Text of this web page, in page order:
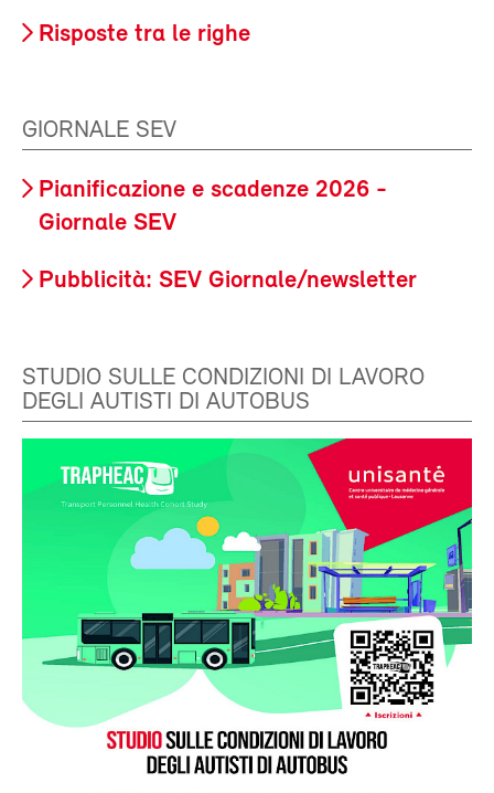
Risposte tra le righe
GIORNALE SEV
Pianificazione e scadenze 2026 -
Giornale SEV
Pubblicità: SEV Giornale/newsletter
STUDIO SULLE CONDIZIONI DI LAVORO
DEGLI AUTISTI DI AUTOBUS